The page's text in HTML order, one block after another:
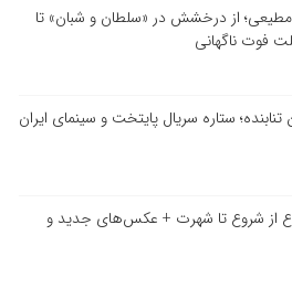
از درخشش در «سلطان و شبان» تا
فوت ناگهانی
ستاره سریال پایتخت و سینمای ایران
از شروع تا شهرت + عکس‌های جدید و